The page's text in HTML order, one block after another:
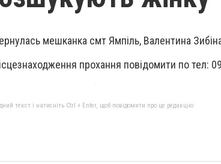
мешканка смт Ямпіль, Валентина
прохання повідомити по тел:
текст і натисніть Ctrl + Enter, щоб повідомити про це редакцію